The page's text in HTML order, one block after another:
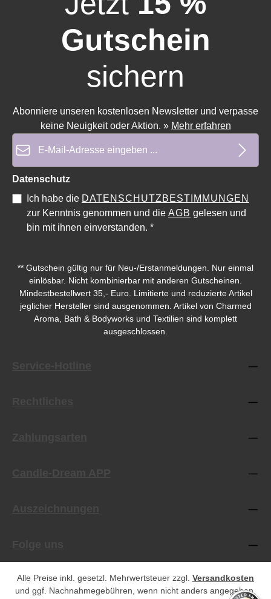
Durchschnittliche Bewertung von 0 von 5 SternenDurchschnittliche
Gutschein
sichern
Abonniere unseren kostenlosen Newsletter und verpasse
keine Neuigkeit oder Aktion. » Mehr erfahren
Datenschutz
Ich habe die DATENSCHUTZBESTIMMUNGEN
zur Kenntnis genommen und die AGB gelesen und
bin mit ihnen einverstanden. *
** Gutschein gültig nur für Neu-/Erstanmeldungen. Nur einmal
einlösbar. Nicht kombinierbar mit anderen Gutscheinen.
Mindestbestellwert 35,- Euro. Limitierte und reduzierte Artikel
jeglicher Hersteller sind ausgenommen. Artikel von Charmed
Aroma, Bath & Bodyworks und Textilien sind komplett
ausgeschlossen.
Alle Preise inkl. gesetzl. Mehrwertsteuer zzgl. Versandkosten
und ggf. Nachnahmegebühren, wenn nicht anders angegeben.